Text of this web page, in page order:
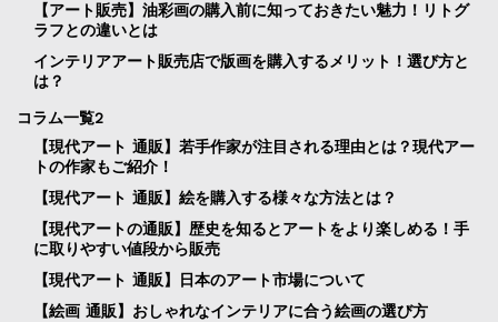
【アート販売】油彩画の購入前に知っておきたい魅力！リトグ
ラフとの違いとは
インテリアアート販売店で版画を購入するメリット！選び方と
は？
コラム一覧2
【現代アート 通販】若手作家が注目される理由とは？現代アー
トの作家もご紹介！
【現代アート 通販】絵を購入する様々な方法とは？
【現代アートの通販】歴史を知るとアートをより楽しめる！手
に取りやすい値段から販売
【現代アート 通販】日本のアート市場について
【絵画 通販】おしゃれなインテリアに合う絵画の選び方